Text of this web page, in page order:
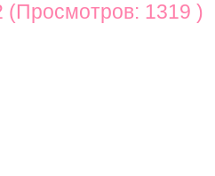
(Просмотров: 1319 )